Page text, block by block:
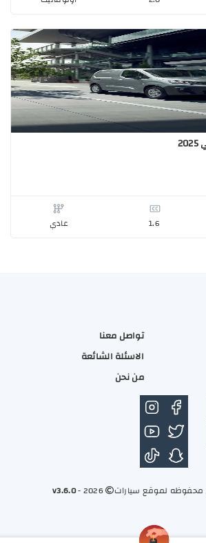
اوتوماتيك
تواصل معنا
الاسئلة الشائعة
من نحن
لموقع سيارات 2026 -
v3.6.0